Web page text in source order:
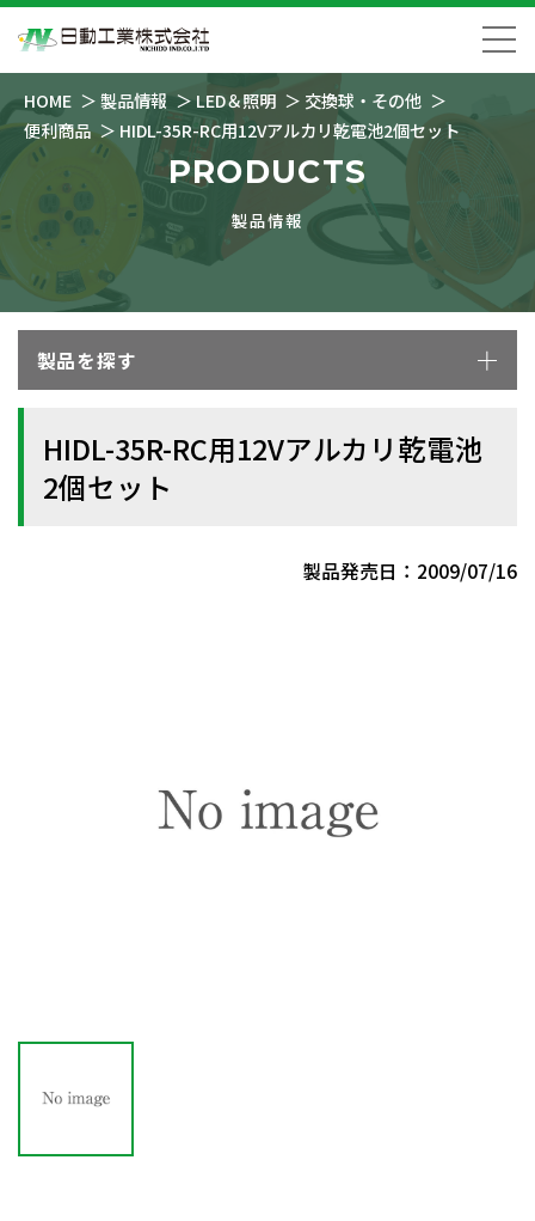
HOME 製品情報 LED＆照明
交換球・その他
便利商品
HIDL-35R-RC用12Vアルカリ乾電池2個セット
PRODUCTS
製品情報
製品を探す
HIDL-35R-RC用12Vアルカリ乾電池
2個セット
製品発売日：2009/07/16